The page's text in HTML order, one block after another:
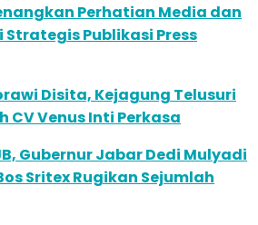
Perhatian Media dan
Strategis Publikasi Press
Disita, Kejagung Telusuri
CV Venus Inti Perkasa
Gubernur Jabar Dedi Mulyadi
Sritex Rugikan Sejumlah